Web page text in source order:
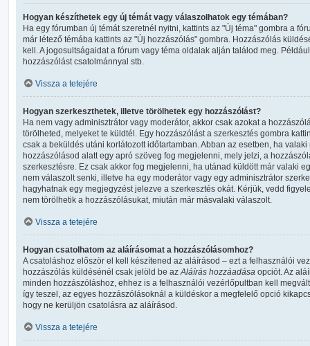
Hogyan készíthetek egy új témát vagy válaszolhatok egy témában?
Ha egy fórumban új témát szeretnél nyitni, kattints az "Új téma" gombra a
már létező témába kattints az "Új hozzászólás" gombra. Hozzászólás
kell. A jogosultságaidat a fórum vagy téma oldalak alján találod meg.
hozzászólást csatolmánnyal stb.
Vissza a tetejére
Hogyan szerkeszthetek, illetve törölhetek egy hozzászólást?
Ha nem vagy adminisztrátor vagy moderátor, akkor csak azokat a
törölheted, melyeket te küldtél. Egy hozzászólást a szerkesztés gombra
csak a beküldés utáni korlátozott időtartamban. Abban az esetben, ha
hozzászólásod alatt egy apró szöveg fog megjelenni, mely jelzi, a
szerkesztésre. Ez csak akkor fog megjelenni, ha utánad küldött már valaki
nem válaszolt senki, illetve ha egy moderátor vagy egy adminisztrátor
hagyhatnak egy megjegyzést jelezve a szerkesztés okát. Kérjük, vedd
nem törölhetik a hozzászólásukat, miután már másvalaki válaszolt.
Vissza a tetejére
Hogyan csatolhatom az aláírásomat a hozzászólásomhoz?
A csatoláshoz először el kell készítened az aláírásod – ezt a felhasználói
hozzászólás küldésénél csak jelöld be azAláírás hozzáadása opciót. Az
minden hozzászóláshoz, ehhez is a felhasználói vezérlőpultban kell
így teszel, az egyes hozzászólásoknál a küldéskor a megfelelő opció
hogy ne kerüljön csatolásra az aláírásod.
Vissza a tetejére